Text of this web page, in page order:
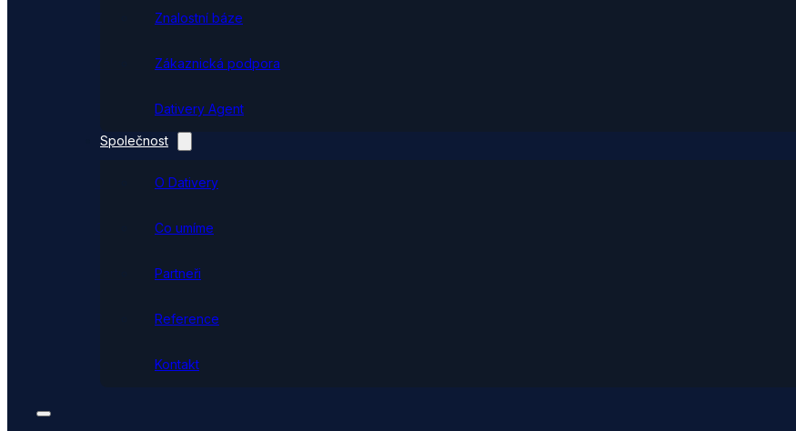
Znalostní báze
Zákaznická podpora
Dativery Agent
Společnost
O Dativery
Co umíme
Partneři
Reference
Kontakt